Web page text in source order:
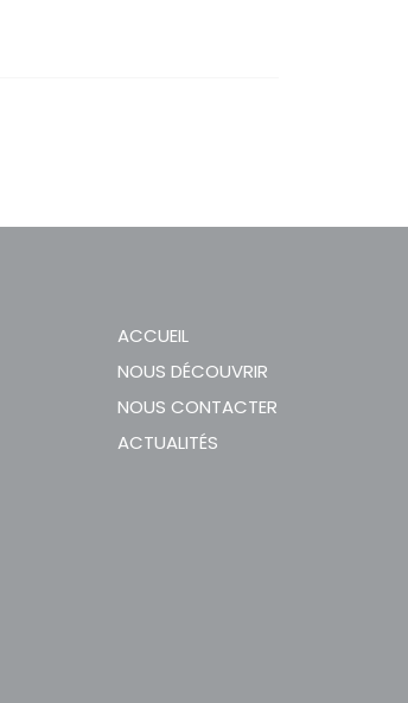
ACCUEIL
NOUS DÉCOUVRIR
NOUS CONTACTER
ACTUALITÉS